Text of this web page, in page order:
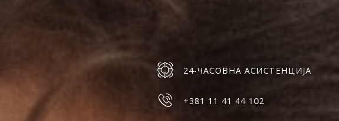
24-ЧАСОВНА АСИСТЕНЦИЈА
+381 11 41 44 102